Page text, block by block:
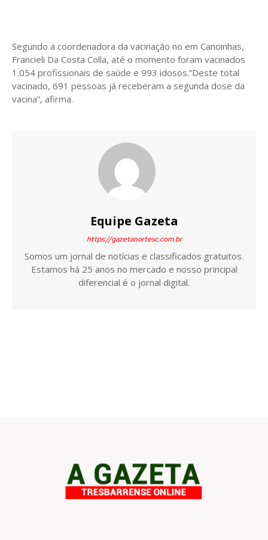
Segundo a coordenadora da vacinação no em Canoinhas,
Francieli Da Costa Colla, até o momento foram vacinados
1.054 profissionais de saúde e 993 idosos.“Deste total
vacinado, 691 pessoas já receberam a segunda dose da
vacina”, afirma.
Equipe Gazeta
https://gazetanortesc.com.br
Somos um jornal de notícias e classificados gratuitos.
Estamos há 25 anos no mercado e nosso principal
diferencial é o jornal digital.